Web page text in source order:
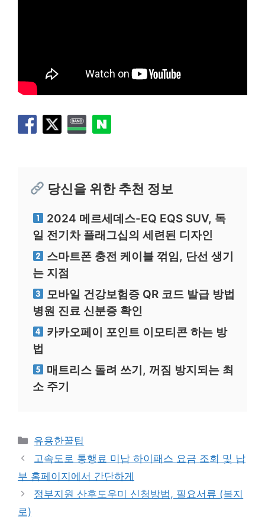
당신을 위한 추천 정보
2024 메르세데스-EQ EQS SUV, 독
일 전기차 플래그십의 세련된 디자인
스마트폰 충전 케이블 꺾임, 단선 생기
는 지점
모바일 건강보험증 QR 코드 발급 방법
병원 진료 신분증 확인
카카오페이 포인트 이모티콘 하는 방
법
매트리스 돌려 쓰기, 꺼짐 방지되는 최
소 주기
카
테
리
유용한꿀팁
고속도로 통행료 미납 하이패스 요금 조회 및 납
부 홈페이지에서 간단하게
정부지원 산후도우미 신청방법, 필요서류 (복지
로)